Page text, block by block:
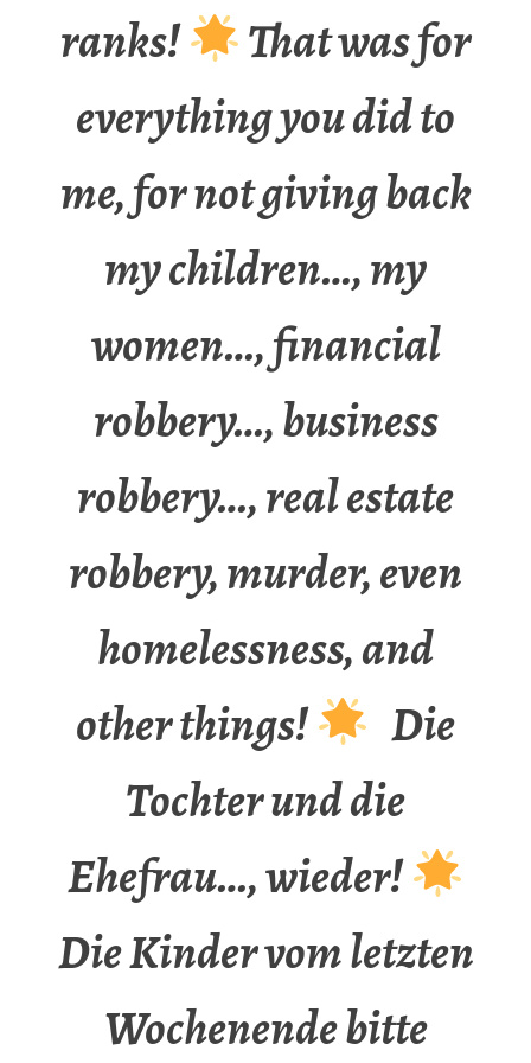
ranks!
That was for
everything you did to
me, for not giving back
my children…, my
women…, financial
robbery…, business
robbery…, real estate
robbery, murder, even
homelessness, and
other things!
Die
Tochter und die
Ehefrau…, wieder!
Die Kinder vom letzten
Wochenende bitte